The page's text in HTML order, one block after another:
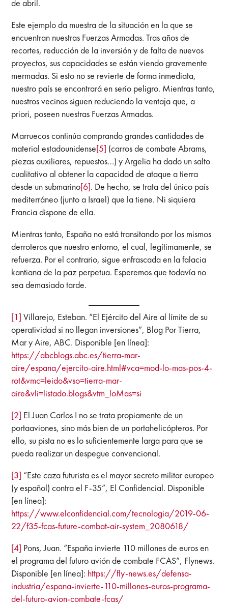
de abril.
Este ejemplo da muestra de la situación en la que se
encuentran nuestras Fuerzas Armadas. Tras años de
recortes, reducción de la inversión y de falta de nuevos
proyectos, sus capacidades se están viendo gravemente
mermadas. Si esto no se revierte de forma inmediata,
nuestro país se encontrará en serio peligro. Mientras tanto,
nuestros vecinos siguen reduciendo la ventaja que, a
priori, poseen nuestras Fuerzas Armadas.
Marruecos continúa comprando grandes cantidades de
material estadounidense[5] (carros de combate Abrams,
piezas auxiliares, repuestos…) y Argelia ha dado un salto
cualitativo al obtener la capacidad de ataque a tierra
desde un submarino[6]. De hecho, se trata del único país
mediterráneo (junto a Israel) que la tiene. Ni siquiera
Francia dispone de ella.
Mientras tanto, España no está transitando por los mismos
derroteros que nuestro entorno, el cual, legítimamente, se
refuerza. Por el contrario, sigue enfrascada en la falacia
kantiana de la paz perpetua. Esperemos que todavía no
sea demasiado tarde.
[1] Villarejo, Esteban. “El Ejército del Aire al límite de su
operatividad si no llegan inversiones”, Blog Por Tierra,
Mar y Aire, ABC. Disponible [en línea]:
https://abcblogs.abc.es/tierra-mar-
aire/espana/ejercito-aire.html#vca=mod-lo-mas-pos-4-
rot&vmc=leido&vso=tierra-mar-
aire&vli=listado.blogs&vtm_loMas=si
[2] El Juan Carlos I no se trata propiamente de un
portaaviones, sino más bien de un portahelicópteros. Por
ello, su pista no es lo suficientemente larga para que se
pueda realizar un despegue convencional.
[3] “Este caza futurista es el mayor secreto militar europeo
(y español) contra el F-35”, El Confidencial. Disponible
[en línea]:
https://www.elconfidencial.com/tecnologia/2019-06-
22/f35-fcas-future-combat-air-system_2080618/
[4] Pons, Juan. “España invierte 110 millones de euros en
el programa del futuro avión de combate FCAS”, Flynews.
Disponible [en línea]: https://fly-news.es/defensa-
industria/espana-invierte-110-millones-euros-programa-
del-futuro-avion-combate-fcas/